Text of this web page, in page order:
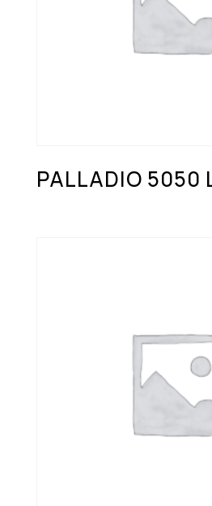
PALLADIO 5050